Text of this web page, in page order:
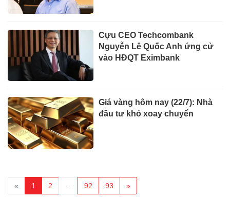
Cựu CEO Techcombank
Nguyễn Lê Quốc Anh ứng cử
vào HĐQT Eximbank
Giá vàng hôm nay (22/7): Nhà
đầu tư khó xoay chuyển
« 1 2 92 93 »